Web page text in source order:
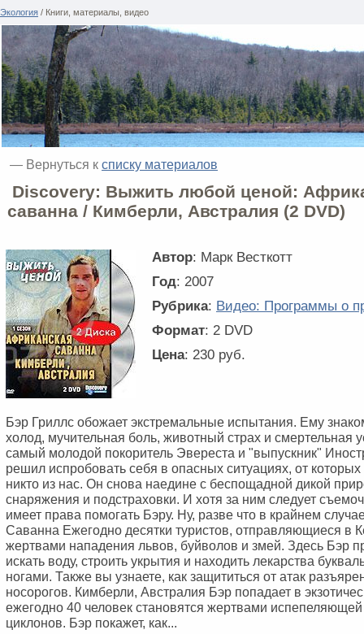
Экология / Книги, материалы, видео
— Вернуться к списку материалов
Discovery: Выжить любой ценой:
саванна / Кимберли, Австралия (2 DVD)
Автор: Марк Весткотт
Год: 2007
Рубрика: Видео: Программы о
Формат: 2 DVD
Цена: 230 руб.
Бэр Гриллс обожает экстремальные испытания. Ему
холод, мучительная боль, животный страх и смертельная
самый молодой покоритель Эвереста и "выпускник"
решил испробовать себя в опасных ситуациях, от которых
никто из нас. Он снова наедине с беспощадной дикой
снаряжения и подстраховки. И хотя за ним следует
имеет права помогать Бэру. Ну, разве что в крайнем
Саванна Ежегодно десятки туристов, отправляющиеся в
жертвами нападения львов, буйволов и змей. Здесь Бэр
искать воду, строить укрытия и находить лекарства
ногами. Также вы узнаете, как защититься от атак
носорогов. Кимберли, Австралия Бэр попадает в
ежегодно 40 человек становятся жертвами
циклонов. Бэр покажет, как...